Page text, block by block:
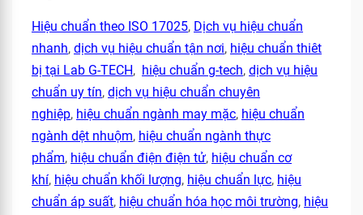
Hiệu chuẩn theo ISO 17025, Dịch vụ hiệu chuẩn
nhanh, dịch vụ hiệu chuẩn tận nơi, hiệu chuẩn thiêt
bị tại Lab G-TECH, hiệu chuẩn g-tech, dịch vụ hiệu
chuẩn uy tín, dịch vụ hiệu chuẩn chuyên
nghiệp, hiệu chuẩn ngành may mặc, hiệu chuẩn
ngành dệt nhuộm, hiệu chuẩn ngành thực
phẩm, hiệu chuẩn điện điện tử, hiệu chuẩn cơ
khí, hiệu chuẩn khối lượng, hiệu chuẩn lực, hiệu
chuẩn áp suất, hiệu chuẩn hóa học môi trường, hiệu